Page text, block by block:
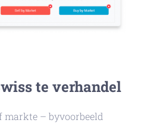
te verhandel
markte – byvoorbeeld